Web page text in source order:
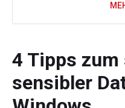
4 Tipps zum
sensibler